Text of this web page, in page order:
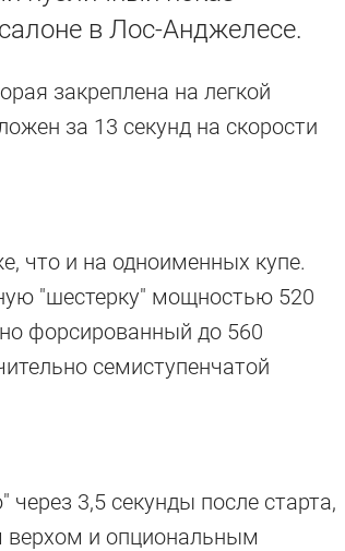
в Лос-Анджелесе.
закреплена на легкой
за 13 секунд на скорости
что и на одноименных купе.
"шестерку" мощностью 520
форсированный до 560
семиступенчатой
3,5 секунды после старта,
верхом и опциональным